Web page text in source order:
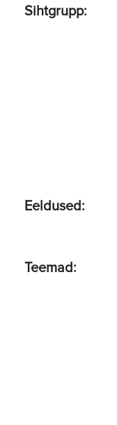
Sihtgrupp:
Eeldused:
Teemad: